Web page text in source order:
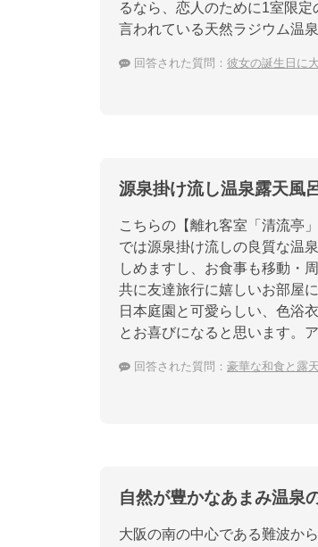
るなら、恋人のために1室限
言われている天然ラジウム温
回答された質問： 彼女の誕生日に
源泉掛け流し温泉露天風
こちらの【離れ客室「清流亭
では源泉掛け流しの良質な温
しめますし、お食事も移動・
共に友達旅行に嬉しいお部屋
日本庭園と可愛らしい、色浴
とお喜びになると思います。
回答された質問： 豪華な和食と露
自然が豊かなあまみ温泉
大阪の南の中心である難波か